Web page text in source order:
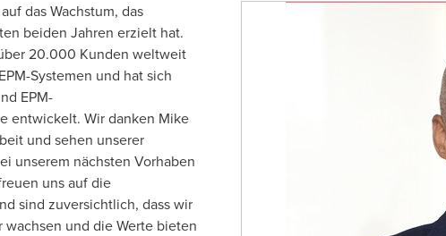
das Wachstum, das
beiden Jahren erzielt hat.
20.000 Kunden weltweit
Systemen und hat sich
EPM-
entwickelt. Wir danken Mike
und sehen unserer
unserem nächsten Vorhaben
uns auf die
sind zuversichtlich, dass wir
und die Werte bieten